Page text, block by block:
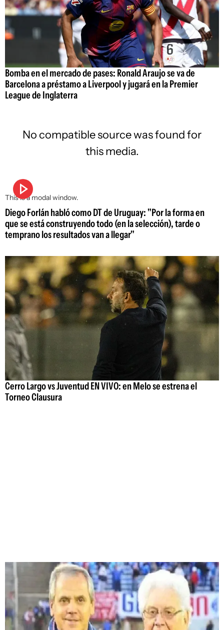
Bomba en el mercado de pases: Ronald Araujo se va de
Barcelona a préstamo a Liverpool y jugará en la Premier
League de Inglaterra
This is a modal window.
No compatible source was found for
this media.
Diego Forlán habló como DT de Uruguay: "Por la forma en
que se está construyendo todo (en la selección), tarde o
temprano los resultados van a llegar"
Cerro Largo vs Juventud EN VIVO: en Melo se estrena el
Torneo Clausura